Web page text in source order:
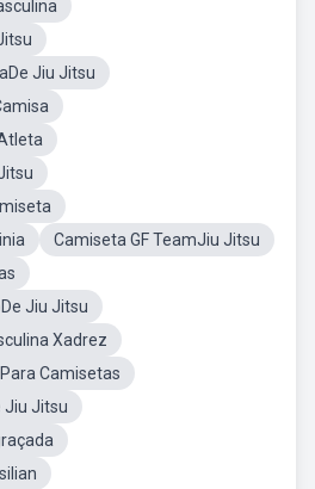
Jiu Jitsu
Camiseta GF TeamJiu Jitsu
Jiu Jitsu
Xadrez
Camisetas
Jiu Jitsu